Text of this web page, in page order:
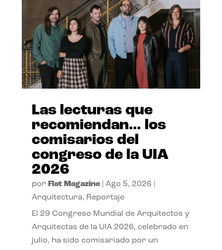
Las lecturas que
recomiendan… los
comisarios del
congreso de la UIA
2026
por Flat Magazine| Ago 5, 2026
Arquitectura, Reportaje
El 29 Congreso Mundial de Arquitectos y
Arquitectas de la UIA 2026, celebrado en
julio, ha sido comisariado por un